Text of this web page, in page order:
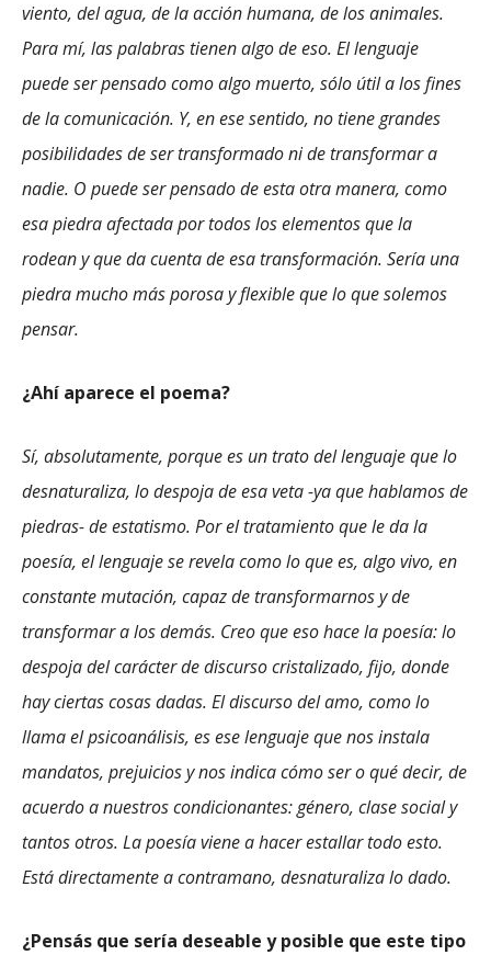
viento, del agua, de la acción humana, de los animales.
Para mí, las palabras tienen algo de eso. El lenguaje
puede ser pensado como algo muerto, sólo útil a los fines
de la comunicación. Y, en ese sentido, no tiene grandes
posibilidades de ser transformado ni de transformar a
nadie. O puede ser pensado de esta otra manera, como
esa piedra afectada por todos los elementos que la
rodean y que da cuenta de esa transformación. Sería una
piedra mucho más porosa y flexible que lo que solemos
pensar.
¿Ahí aparece el poema?
Sí, absolutamente, porque es un trato del lenguaje que lo
desnaturaliza, lo despoja de esa veta -ya que hablamos de
piedras- de estatismo. Por el tratamiento que le da la
poesía, el lenguaje se revela como lo que es, algo vivo, en
constante mutación, capaz de transformarnos y de
transformar a los demás. Creo que eso hace la poesía: lo
despoja del carácter de discurso cristalizado, fijo, donde
hay ciertas cosas dadas. El discurso del amo, como lo
llama el psicoanálisis, es ese lenguaje que nos instala
mandatos, prejuicios y nos indica cómo ser o qué decir, de
acuerdo a nuestros condicionantes: género, clase social y
tantos otros. La poesía viene a hacer estallar todo esto.
Está directamente a contramano, desnaturaliza lo dado.
¿Pensás que sería deseable y posible que este tipo